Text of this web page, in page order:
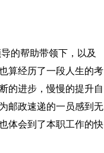
的帮助带领下，以及
算经历了一段人生的考
的进步，慢慢的提升自
邮政速递的一员感到无
体会到了本职工作的快